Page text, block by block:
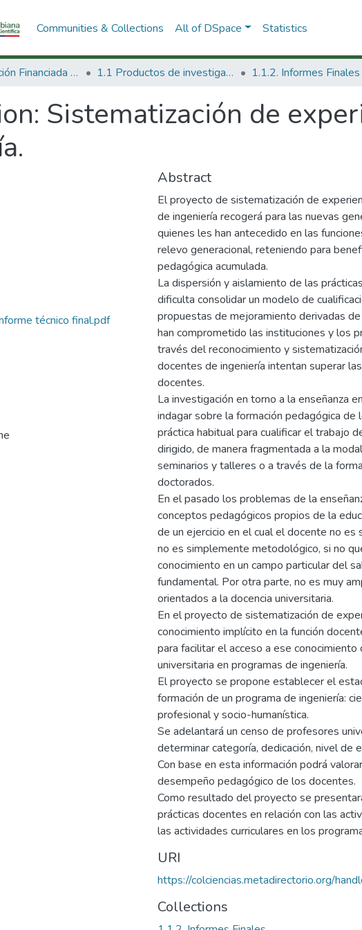
Communities & Collections All of DSpace Statistics
1. Investigación Financiada con Recursos Públicos 1.1 Productos de investigación 1.1.2. Informes Finales
Sistematización de
técnico final.pdf
Abstract
El proyecto de sistematización de
de ingeniería recogerá para las nuevas
quienes les han antecedido en las
relevo generacional, reteniendo para
pedagógica acumulada.
La dispersión y aislamiento de las
dificulta consolidar un modelo de
propuestas de mejoramiento derivadas
han comprometido las instituciones y los
través del reconocimiento y
docentes de ingeniería intentan superar
docentes.
La investigación en torno a la enseñanza
indagar sobre la formación pedagógica
práctica habitual para cualificar el trabajo
dirigido, de manera fragmentada a la
seminarios y talleres o a través de la
doctorados.
En el pasado los problemas de la
conceptos pedagógicos propios de la
de un ejercicio en el cual el docente no
no es simplemente metodológico, si no
conocimiento en un campo particular del
fundamental. Por otra parte, no es muy
orientados a la docencia universitaria.
En el proyecto de sistematización de
conocimiento implícito en la función
para facilitar el acceso a ese
universitaria en programas de ingeniería.
El proyecto se propone establecer el
formación de un programa de ingeniería:
profesional y socio-humanística.
Se adelantará un censo de profesores
determinar categoría, dedicación, nivel de
Con base en esta información podrá
desempeño pedagógico de los docentes.
Como resultado del proyecto se
prácticas docentes en relación con las
las actividades curriculares en los
URI
https://colciencias.metadirectorio.org/
Collections